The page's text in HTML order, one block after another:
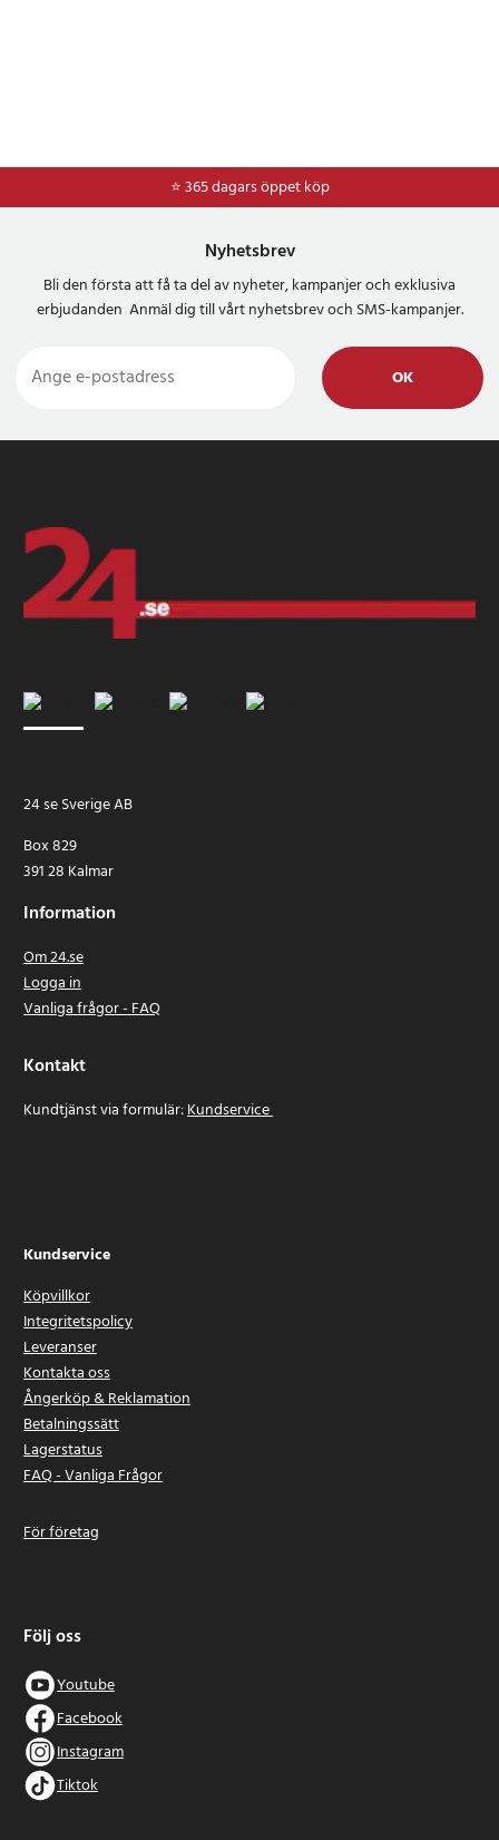
⭐ 365 dagars öppet köp
⭐Frakt 49kr *
Nyhetsbrev
Bli den första att få ta del av nyheter, kampanjer och exklusiva
erbjudanden Anmäl dig till vårt nyhetsbrev och SMS-kampanjer.
OK
24 se Sverige AB
Box 829
391 28 Kalmar
Information
Om 24.se
Logga in
Vanliga frågor - FAQ
Kontakt
Kundtjänst via formulär:Kundservice
Kundservice
Köpvillkor
Integritetspolicy
Leveranser
Kontakta oss
Ångerköp & Reklamation
Betalningssätt
Lagerstatus
FAQ - Vanliga Frågor
För företag
Följ oss
Youtube
Facebook
Instagram
Tiktok